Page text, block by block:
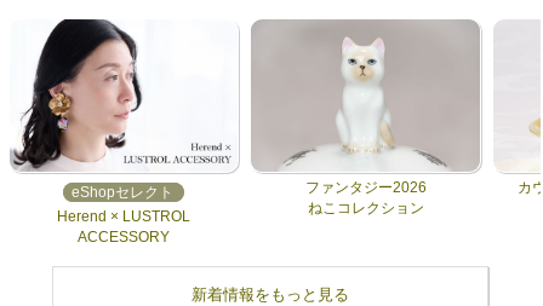
eShopセレクト
Herend × LUSTROL
ACCESSORY
ファンタジー2026
ねこコレクション
カ
新着情報をもっと見る